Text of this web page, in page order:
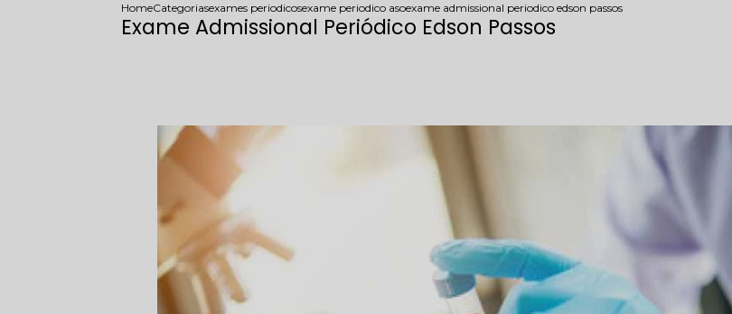
HomeCategoriasexames periodicosexame periodico asoexame admissional periodico edson passos
Exame Admissional Periódico Edson Passos